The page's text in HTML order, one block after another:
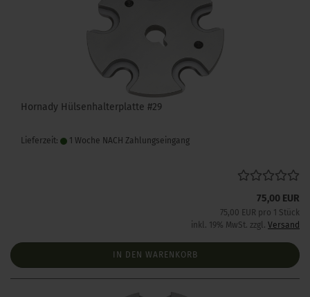
Hornady Hülsenhalterplatte #29
Lieferzeit: 1 Woche NACH Zahlungseingang
75,00 EUR
75,00 EUR pro 1 Stück
inkl. 19% MwSt. zzgl. Versand
IN DEN WARENKORB